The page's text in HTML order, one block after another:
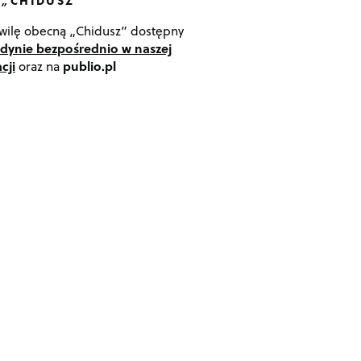
obecną „Chidusz” dostępny
bezpośrednio w naszej
oraz na publio.pl